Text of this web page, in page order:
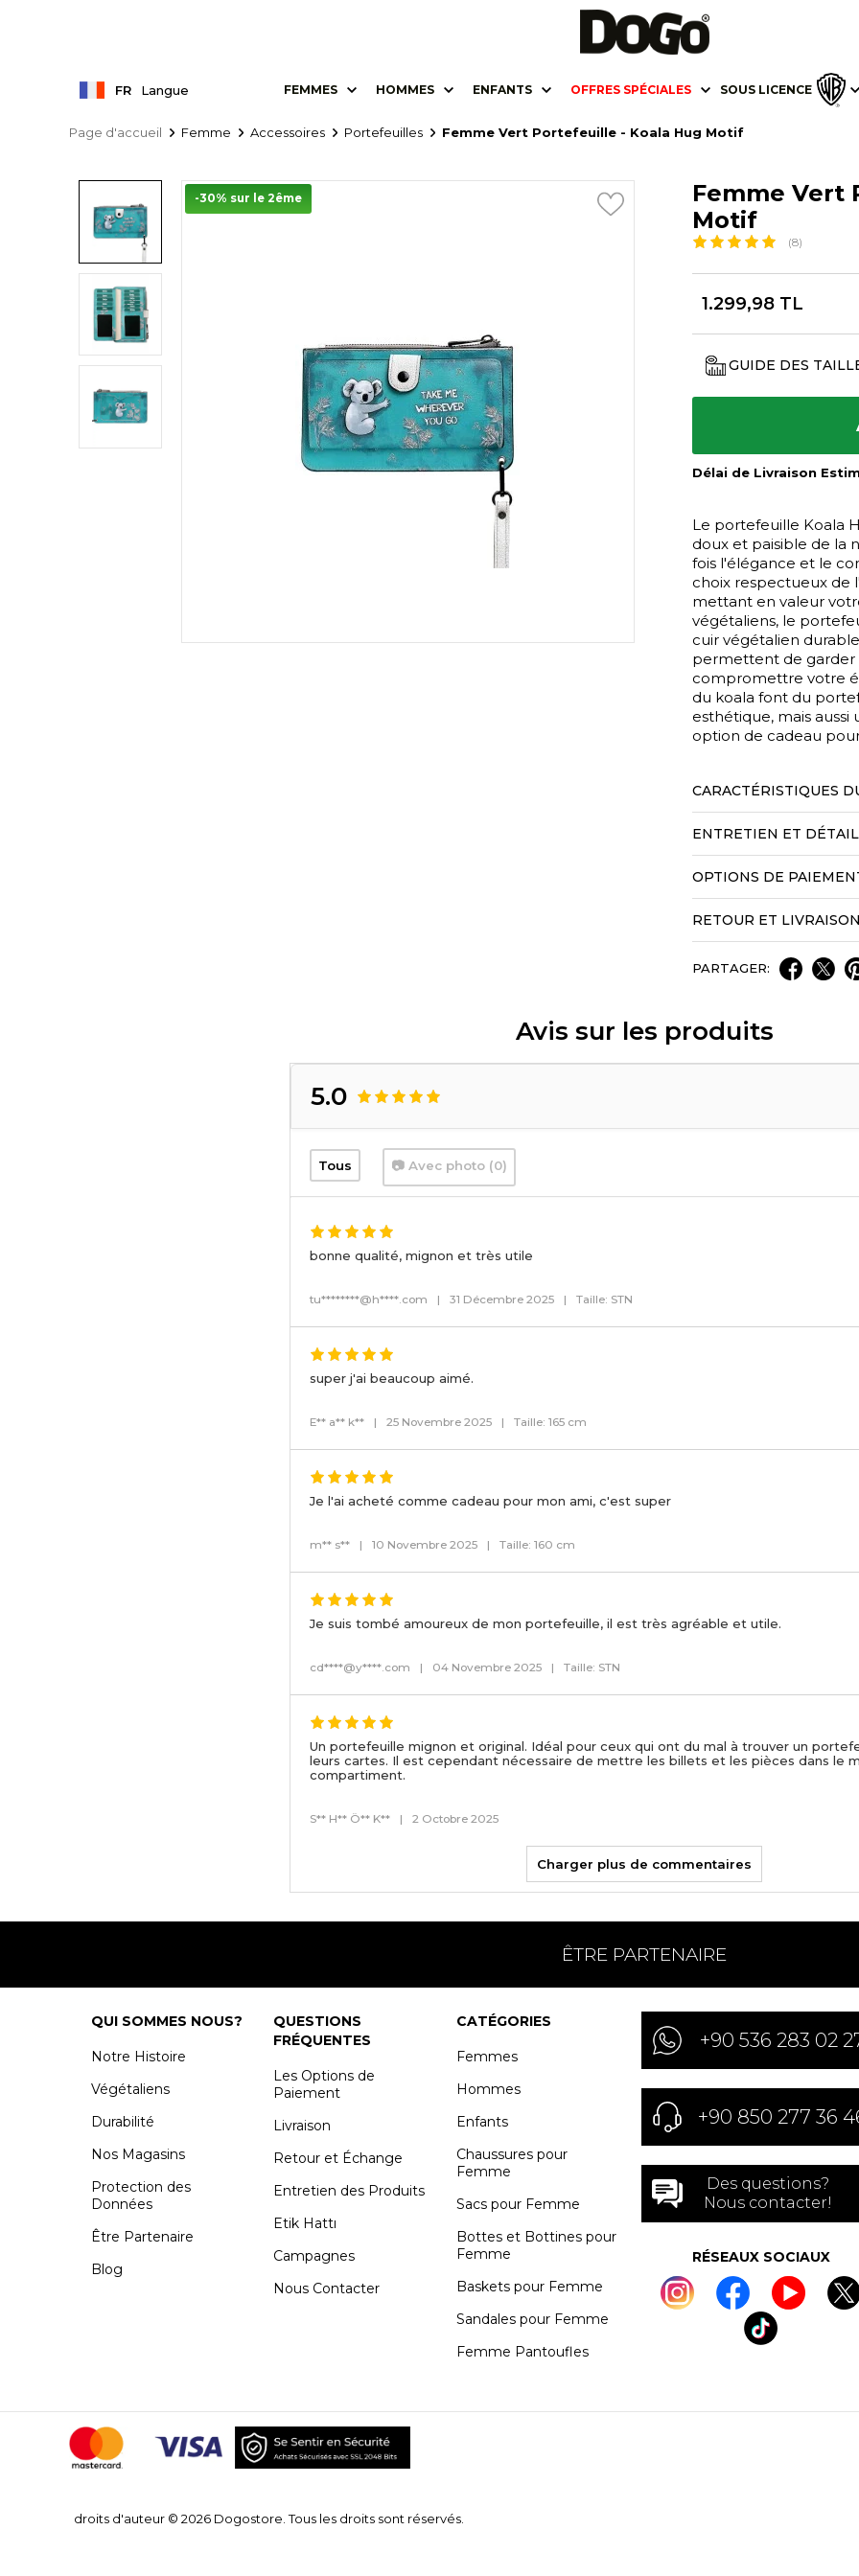
FR Langue FEMMES HOMMES ENFANTS OFFRES SPÉCIALES SOUS LICENCE
Page d'accueil Femme Accessoires Portefeuilles Femme Vert Portefeuille - Koala Hug Motif
-30% sur le 2ême
Femme Vert
Motif
(8)
1.299,98 TL
GUIDE DES
Délai de Livraison
Le portefeuille Koala
doux et paisible de la
fois l'élégance et le
choix respectueux de
mettant en valeur
végétaliens, le
cuir végétalien
permettent de garder
compromettre votre
du koala font du
esthétique, mais aussi
option de cadeau
CARACTÉRISTIQUES
ENTRETIEN ET
OPTIONS DE
RETOUR ET
PARTAGER:
Avis sur les produits
5.0
Tous 📷 Avec photo (0)
bonne qualité, mignon et très utile
tu********@h****.com | 31 Décembre 2025 | Taille: STN
super j'ai beaucoup aimé.
E** a** k** | 25 Novembre 2025 | Taille: 165 cm
Je l'ai acheté comme cadeau pour mon ami, c'est super
m** s** | 10 Novembre 2025 | Taille: 160 cm
Je suis tombé amoureux de mon portefeuille, il est très agréable et utile.
cd****@y****.com | 04 Novembre 2025 | Taille: STN
Un portefeuille mignon et original. Idéal pour ceux qui ont du mal à trouver un
leurs cartes. Il est cependant nécessaire de mettre les billets et les pièces dans le
compartiment.
S** H** Ö** K** | 2 Octobre 2025
Charger plus de commentaires
ÊTRE PARTENAIRE
QUI SOMMES NOUS?
Notre Histoire
Végétaliens
Durabilité
Nos Magasins
Protection des
Données
Être Partenaire
Blog
QUESTIONS
FRÉQUENTES
Les Options de
Paiement
Livraison
Retour et Échange
Entretien des Produits
Etik Hattı
Campagnes
Nous Contacter
CATÉGORIES
Femmes
Hommes
Enfants
Chaussures pour
Femme
Sacs pour Femme
Bottes et Bottines pour
Femme
Baskets pour Femme
Sandales pour Femme
Femme Pantoufles
+90 536 283 02
+90 850 277 36
Des questions?
Nous contacter!
RÉSEAUX SOCIAUX
droits d'auteur © 2026 Dogostore. Tous les droits sont réservés.